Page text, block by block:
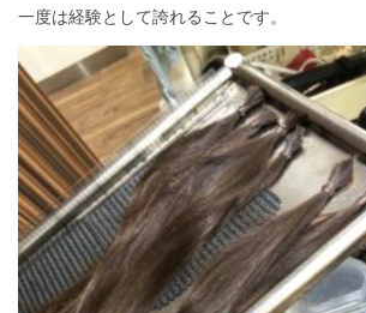
一度は経験として誇れることです。